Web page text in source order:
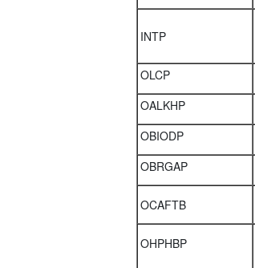
INTP
OLCP
OALKHP
OBIODP
OBRGAP
OCAFTB
OHPHBP